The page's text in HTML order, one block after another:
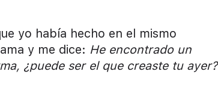
yo había hecho en el mismo
y me dice: He encontrado un
¿puede ser el que creaste tu ayer?